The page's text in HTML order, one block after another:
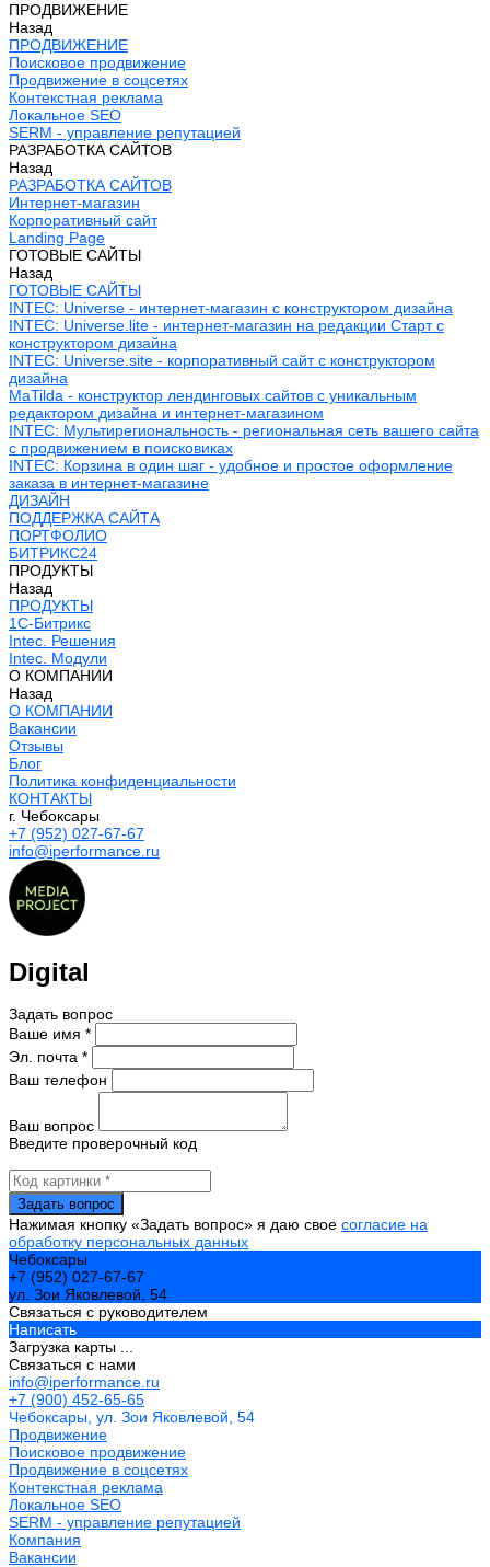
ПРОДВИЖЕНИЕ
Назад
ПРОДВИЖЕНИЕ
Поисковое продвижение
Продвижение в соцсетях
Контекстная реклама
Локальное SEO
SERM - управление репутацией
РАЗРАБОТКА САЙТОВ
Назад
РАЗРАБОТКА САЙТОВ
Интернет-магазин
Корпоративный сайт
Landing Page
ГОТОВЫЕ САЙТЫ
Назад
ГОТОВЫЕ САЙТЫ
INTEC: Universe - интернет-магазин с конструктором дизайна
INTEC: Universe.lite - интернет-магазин на редакции Старт с
конструктором дизайна
INTEC: Universe.site - корпоративный сайт с конструктором
дизайна
MaTilda - конструктор лендинговых сайтов с уникальным
редактором дизайна и интернет-магазином
INTEC: Мультирегиональность - региональная сеть вашего сайта
с продвижением в поисковиках
INTEC: Корзина в один шаг - удобное и простое оформление
заказа в интернет-магазине
ДИЗАЙН
ПОДДЕРЖКА САЙТА
ПОРТФОЛИО
БИТРИКС24
ПРОДУКТЫ
Назад
ПРОДУКТЫ
1С-Битрикс
Intec. Решения
Intec. Модули
О КОМПАНИИ
Назад
О КОМПАНИИ
Вакансии
Отзывы
Блог
Политика конфиденциальности
КОНТАКТЫ
г. Чебоксары
+7 (952) 027-67-67
info@iperformance.ru
Digital
Задать вопрос
Ваше имя *
Эл. почта *
Ваш телефон
Ваш вопрос
Введите проверочный код
Нажимая кнопку «Задать вопрос» я даю свое согласие на
обработку персональных данных
Чебоксары
+7 (952) 027-67-67
ул. Зои Яковлевой, 54
Связаться с руководителем
Написать
Загрузка карты ...
Связаться с нами
info@iperformance.ru
+7 (900) 452-65-65
Чебоксары, ул. Зои Яковлевой, 54
Продвижение
Поисковое продвижение
Продвижение в соцсетях
Контекстная реклама
Локальное SEO
SERM - управление репутацией
Компания
Вакансии